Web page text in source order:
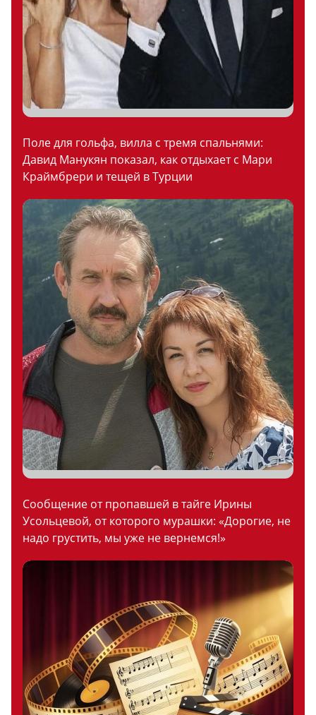
Поле для гольфа, вилла с тремя спальнями:
Давид Манукян показал, как отдыхает с Мари
Краймбрери и тещей в Турции
Сообщение от пропавшей в тайге Ирины
Усольцевой, от которого мурашки: «Дорогие, не
надо грустить, мы уже не вернемся!»